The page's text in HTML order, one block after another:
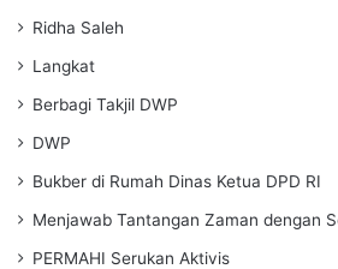
Ridha Saleh
Langkat
Berbagi Takjil DWP
DWP
Bukber di Rumah Dinas Ketua DPD RI
Menjawab Tantangan Zaman dengan
PERMAHI Serukan Aktivis